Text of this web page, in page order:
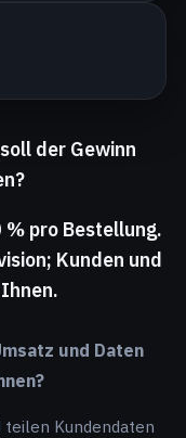
der Gewinn
pro Bestellung.
Kunden und
und Daten
Kundendaten